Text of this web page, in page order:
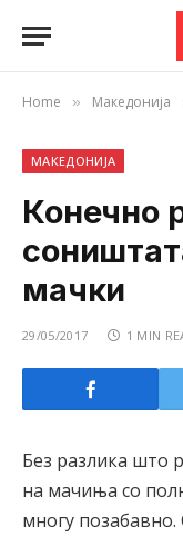
Home » Македонија
МАКЕДОНИЈА
Конечно
мачки
29/05/2017 1 MIN
Без разлика што
на мачиња со
многу